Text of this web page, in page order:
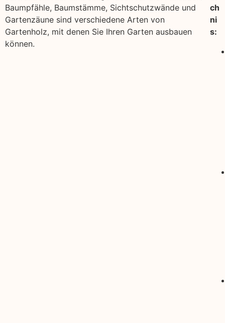
Baumpfähle, Baumstämme, Sichtschutzwände und
Gartenzäune sind verschiedene Arten von
Gartenholz, mit denen Sie Ihren Garten ausbauen
können.
ch
ni
s: